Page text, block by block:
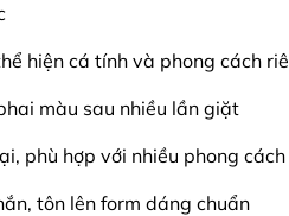
hiện cá tính và phong cách
màu sau nhiều lần giặt
phù hợp với nhiều phong
tôn lên form dáng chuẩn